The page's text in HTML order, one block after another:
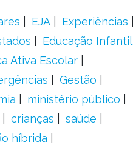
EJA
Experiências
Educação Infantil
Ativa Escolar
Gestão
ministério público
crianças
saúde
híbrida